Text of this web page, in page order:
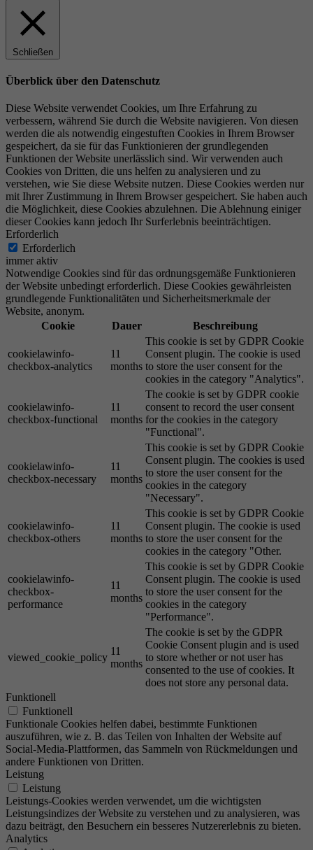
Schließen
Überblick über den Datenschutz
Diese Website verwendet Cookies, um Ihre Erfahrung zu
verbessern, während Sie durch die Website navigieren. Von diesen
werden die als notwendig eingestuften Cookies in Ihrem Browser
gespeichert, da sie für das Funktionieren der grundlegenden
Funktionen der Website unerlässlich sind. Wir verwenden auch
Cookies von Dritten, die uns helfen zu analysieren und zu
verstehen, wie Sie diese Website nutzen. Diese Cookies werden nur
mit Ihrer Zustimmung in Ihrem Browser gespeichert. Sie haben auch
die Möglichkeit, diese Cookies abzulehnen. Die Ablehnung einiger
dieser Cookies kann jedoch Ihr Surferlebnis beeinträchtigen.
Erforderlich
Erforderlich
immer aktiv
Notwendige Cookies sind für das ordnungsgemäße Funktionieren
der Website unbedingt erforderlich. Diese Cookies gewährleisten
grundlegende Funktionalitäten und Sicherheitsmerkmale der
Website, anonym.
Cookie
Dauer Beschreibung
cookielawinfo-
checkbox-analytics
11
months
This cookie is set by GDPR Cookie
Consent plugin. The cookie is used
to store the user consent for the
cookies in the category "Analytics".
cookielawinfo-
checkbox-functional
11
months
The cookie is set by GDPR cookie
consent to record the user consent
for the cookies in the category
"Functional".
cookielawinfo-
checkbox-necessary
11
months
This cookie is set by GDPR Cookie
Consent plugin. The cookies is used
to store the user consent for the
cookies in the category
"Necessary".
cookielawinfo-
checkbox-others
11
months
This cookie is set by GDPR Cookie
Consent plugin. The cookie is used
to store the user consent for the
cookies in the category "Other.
cookielawinfo-
checkbox-
performance
11
months
This cookie is set by GDPR Cookie
Consent plugin. The cookie is used
to store the user consent for the
cookies in the category
"Performance".
viewed_cookie_policy
11
months
The cookie is set by the GDPR
Cookie Consent plugin and is used
to store whether or not user has
consented to the use of cookies. It
does not store any personal data.
Funktionell
Funktionell
Funktionale Cookies helfen dabei, bestimmte Funktionen
auszuführen, wie z. B. das Teilen von Inhalten der Website auf
Social-Media-Plattformen, das Sammeln von Rückmeldungen und
andere Funktionen von Dritten.
Leistung
Leistung
Leistungs-Cookies werden verwendet, um die wichtigsten
Leistungsindizes der Website zu verstehen und zu analysieren, was
dazu beiträgt, den Besuchern ein besseres Nutzererlebnis zu bieten.
Analytics